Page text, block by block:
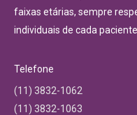
faixas etárias, sempre
individuais de cada paciente.
Telefone
(11) 3832-1062
(11) 3832-1063